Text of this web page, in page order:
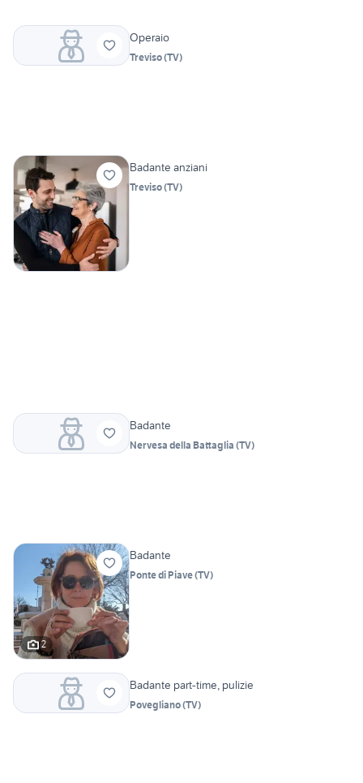
Operaio
Treviso(TV)
Badante anziani
Treviso(TV)
Badante
Nervesa della Battaglia (TV)
2
Badante
Ponte di Piave(TV)
Badante part-time, pulizie
Povegliano(TV)